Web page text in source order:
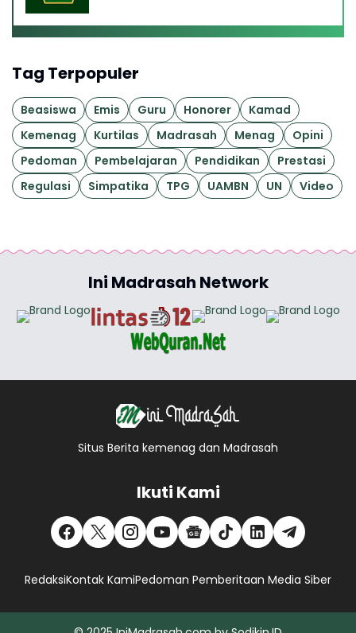
Tag Terpopuler
Beasiswa Emis Guru Honorer
Kamad
Kemenag
Kurtilas Madrasah Menag
Opini
Pedoman
Pembelajaran Pendidikan
Prestasi
Regulasi
Simpatika TPG UAMBN UN Video
Ini Madrasah Network
Situs Berita kemenag dan Madrasah
Ikuti Kami
RedaksiKontak KamiPedoman Pemberitaan Media Siber